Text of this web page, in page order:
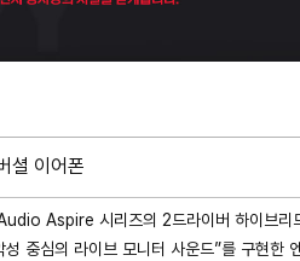
셜 이어폰
Aspire 시리즈의 2드라이버 하이브리
성 중심의 라이브 모니터 사운드”를 구현한